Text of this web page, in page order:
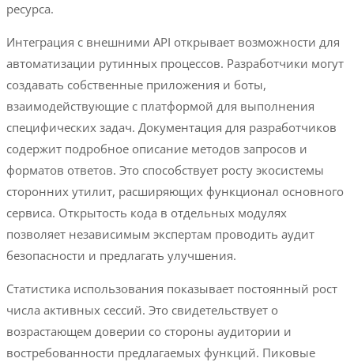
ресурса.
Интеграция с внешними API открывает возможности для
автоматизации рутинных процессов. Разработчики могут
создавать собственные приложения и боты,
взаимодействующие с платформой для выполнения
специфических задач. Документация для разработчиков
содержит подробное описание методов запросов и
форматов ответов. Это способствует росту экосистемы
сторонних утилит, расширяющих функционал основного
сервиса. Открытость кода в отдельных модулях
позволяет независимым экспертам проводить аудит
безопасности и предлагать улучшения.
Статистика использования показывает постоянный рост
числа активных сессий. Это свидетельствует о
возрастающем доверии со стороны аудитории и
востребованности предлагаемых функций. Пиковые